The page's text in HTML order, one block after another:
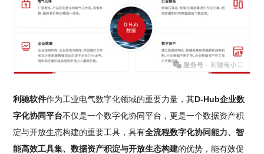
利驰软件作为工业电气数字化领域的重要力量，其D-Hub企业数
字化协同平台不仅是一个数字化协同平台，更是一个数据资产积
淀与开放生态构建的重要工具，具有全流程数字化协同能力、智
能高效工具集、数据资产积淀与开放生态构建的优势，能有效促